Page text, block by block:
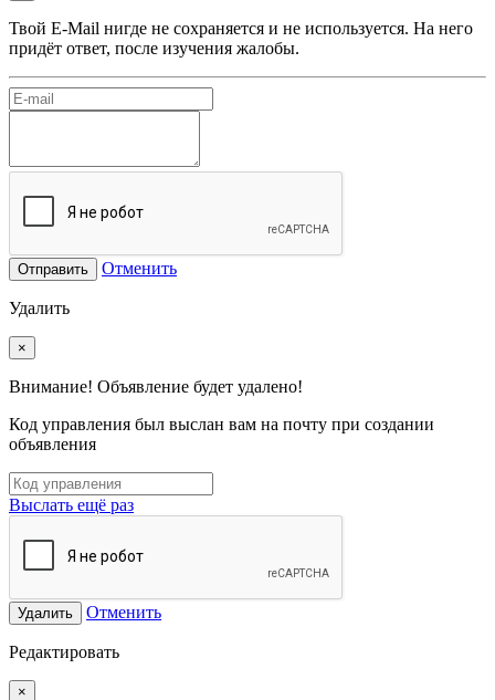
Твой E-Mail нигде не сохраняется и не используется. На него
придёт ответ, после изучения жалобы.
Отправить Отменить
Удалить
×
Внимание! Объявление будет удалено!
Код управления был выслан вам на почту при создании
объявления
Выслать ещё раз
Удалить Отменить
Редактировать
×